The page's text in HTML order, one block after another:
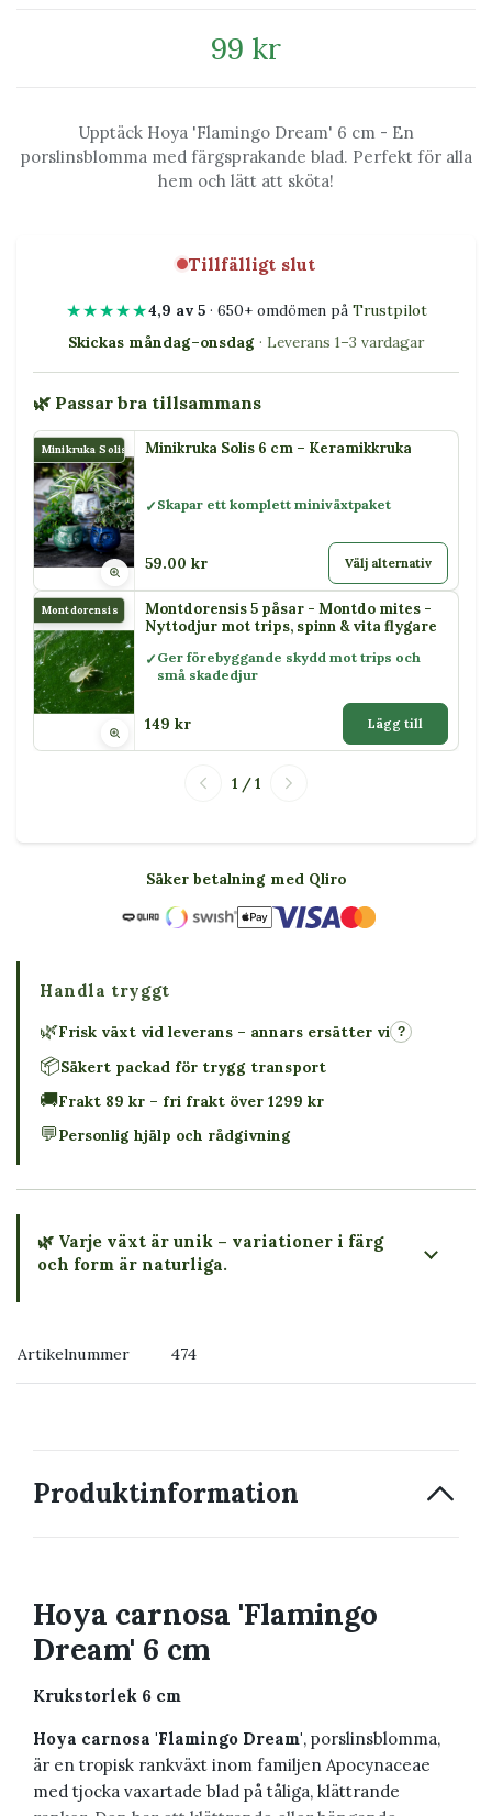
99 kr
Upptäck Hoya 'Flamingo Dream' 6 cm - En
porslinsblomma med färgsprakande blad. Perfekt för alla
hem och lätt att sköta!
Tillfälligt slut
★★★★★4,9 av 5· 650+ omdömen på Trustpilot
Skickas måndag–onsdag · Leverans 1–3 vardagar
🌿 Passar bra tillsammans
Minikruka Solis Minikruka Solis 6 cm – Keramikkruka
Skapar ett komplett miniväxtpaket
59.00 kr Välj alternativ
Montdorensis
Montdorensis 5 påsar - Montdo mites -
Nyttodjur mot trips, spinn & vita flygare
Ger förebyggande skydd mot trips och
små skadedjur
149 kr Lägg till
1 / 1
Säker betalning med Qliro
Handla tryggt
🌿Frisk växt vid leverans – annars ersätter vi ?
📦Säkert packad för trygg transport
🚚Frakt 89 kr – fri frakt över 1299 kr
💬Personlig hjälp och rådgivning
🌿 Varje växt är unik – variationer i färg
och form är naturliga.
Artikelnummer 474
Produktinformation
Hoya carnosa 'Flamingo
Dream' 6 cm
Krukstorlek 6 cm
Hoya carnosa 'Flamingo Dream', porslinsblomma,
är en tropisk rankväxt inom familjen Apocynaceae
med tjocka vaxartade blad på tåliga, klättrande